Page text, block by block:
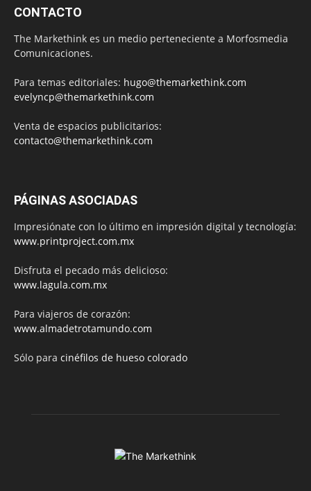
CONTACTO
The Markethink es un medio perteneciente a Morfosmedia
Comunicaciones.
Para temas editoriales: hugo@themarkethink.com
evelyncp@themarkethink.com
Venta de espacios publicitarios:
contacto@themarkethink.com
PÁGINAS ASOCIADAS
Impresiónate con lo último en impresión digital y tecnología:
www.printproject.com.mx
Disfruta el pecado más delicioso:
www.lagula.com.mx
Para viajeros de corazón:
www.almadetrotamundo.com
Sólo para cinéfilos de hueso colorado